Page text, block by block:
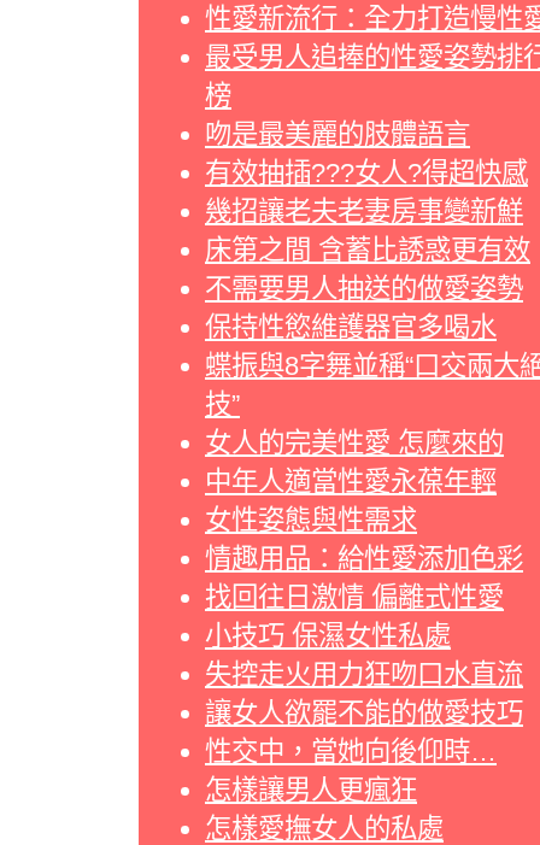
性愛新流行：全力打造慢性
最受男人追捧的性愛姿勢排
榜
吻是最美麗的肢體語言
有效抽插???女人?得超快感
幾招讓老夫老妻房事變新鮮
床第之間 含蓄比誘惑更有效
不需要男人抽送的做愛姿勢
保持性慾維護器官多喝水
蝶振與8字舞並稱“口交兩大
技”
女人的完美性愛 怎麼來的
中年人適當性愛永葆年輕
女性姿態與性需求
情趣用品：給性愛添加色彩
找回往日激情 偏離式性愛
小技巧 保濕女性私處
失控走火用力狂吻口水直流
讓女人欲罷不能的做愛技巧
性交中，當她向後仰時…
怎樣讓男人更瘋狂
怎樣愛撫女人的私處